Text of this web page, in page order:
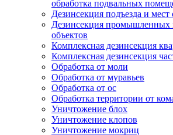
обработка подвальных
Дезинсекция подъезда и
Дезинсекция промышленных
объектов
Комплексная дезинсекция
Комплексная дезинсекция
Обработка от моли
Обработка от муравьев
Обработка от ос
Обработка территории от
Уничтожение блох
Уничтожение клопов
Уничтожение мокриц